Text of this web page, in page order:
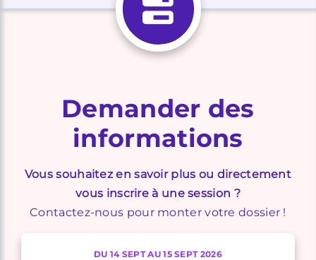
Demander des
informations
Vous souhaitez en savoir plus ou directement
vous inscrire à une session ?
Contactez-nous pour monter votre dossier !
DU 14 SEPT AU 15 SEPT 2026